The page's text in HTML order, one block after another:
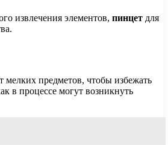
извлечения элементов, пинцет для
мелких предметов, чтобы избежать
в процессе могут возникнуть